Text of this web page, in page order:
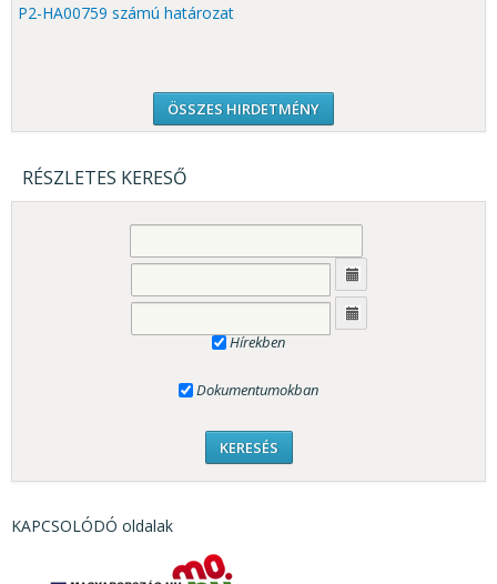
P2-HA00759 számú határozat
ÖSSZES HIRDETMÉNY
RÉSZLETES KERESŐ
Hírekben
Dokumentumokban
KAPCSOLÓDÓ oldalak